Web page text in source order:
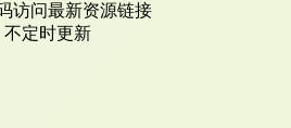
访问最新资源链接
不定时更新